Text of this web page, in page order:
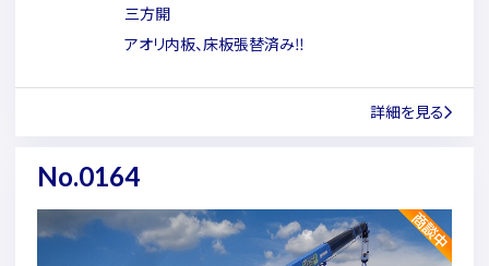
三方開
アオリ内板、床板張替済み‼
詳細を見る
No.0164